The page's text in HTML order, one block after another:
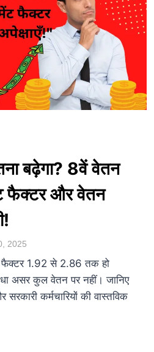
बढ़ेगा? 8वें वेतन
फैक्टर और वेतन
2025
1.92 से 2.86 तक हो
असर कुल वेतन पर नहीं। जानिए
कर्मचारियों की वास्तविक